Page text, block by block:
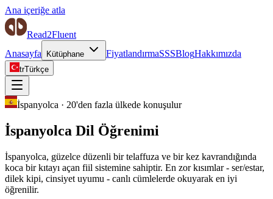
Ana içeriğe atla
Read2Fluent
Anasayfa
Kütüphane FiyatlandırmaSSSBlogHakkımızda
trTürkçe
İspanyolca · 20'den fazla ülkede konuşulur
İspanyolca Dil Öğrenimi
İspanyolca, güzelce düzenli bir telaffuza ve bir kez kavrandığında
koca bir kıtayı açan fiil sistemine sahiptir. En zor kısımlar - ser/estar,
dilek kipi, cinsiyet uyumu - canlı cümlelerde okuyarak en iyi
öğrenilir.